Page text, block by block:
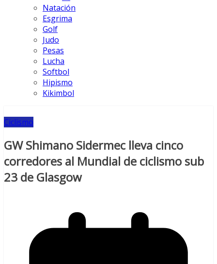
Natación
Esgrima
Golf
Judo
Pesas
Lucha
Softbol
Hipismo
Kikimbol
Ciclismo
GW Shimano Sidermec lleva cinco
corredores al Mundial de ciclismo sub
23 de Glasgow